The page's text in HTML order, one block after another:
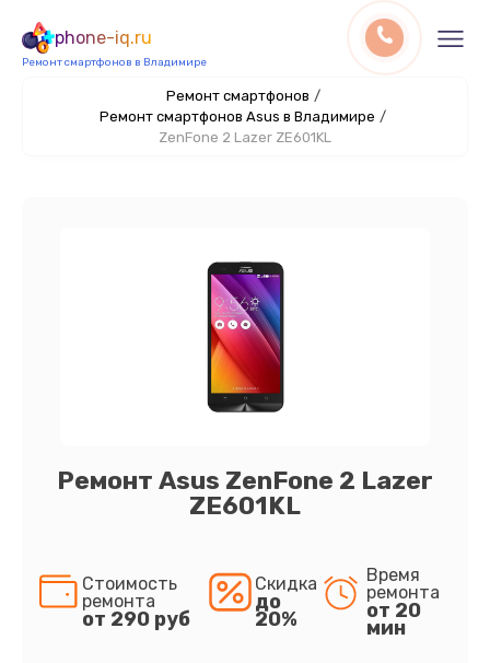
phone-iq.ru
Ремонт смартфонов в Владимире
Ремонт смартфонов /
Ремонт смартфонов Asus в Владимире /
ZenFone 2 Lazer ZE601KL
Ремонт Asus ZenFone 2 Lazer
ZE601KL
Стоимость
ремонта
от 290 руб
Скидка
до
20%
Время
ремонта
от 20
мин